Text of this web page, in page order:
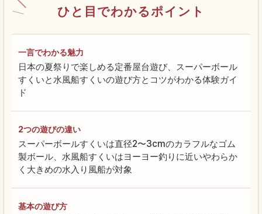
ひと目でわかるポイント
一言でわかる魅力
日本の夏祭りで楽しめる定番屋台遊び、スーパーボール
すくいと水風船すくいの遊び方とコツがわかる体験ガイ
ド
2つの遊びの違い
スーパーボールすくいは直径2〜3cmのカラフルなゴム
製ボール、水風船すくいはヨーヨー釣りに近いやわらか
く大きめの水入り風船が対象
基本の遊び方